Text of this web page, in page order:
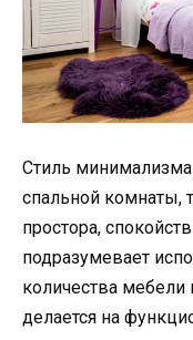
Стиль
спальной комнаты,
простора,
подразумевает
количества мебели
делается на